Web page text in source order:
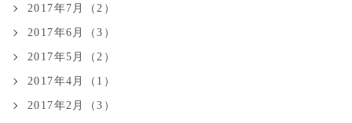
2017年7月（2）
2017年6月（3）
2017年5月（2）
2017年4月（1）
2017年2月（3）